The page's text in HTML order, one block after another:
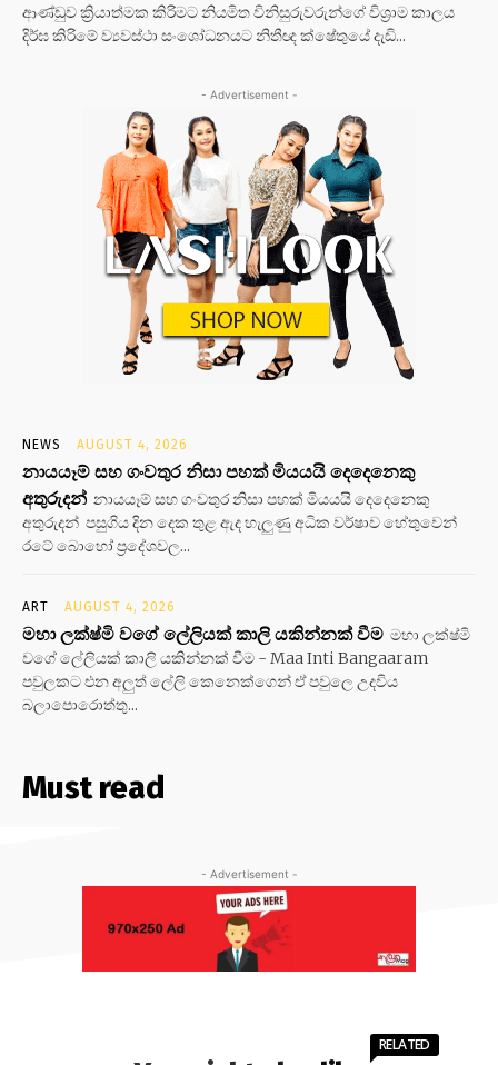
ආණ්ඩුව ක්‍රියාත්මක කිරිමට නියමිත විනිසුරුවරුන්ගේ විශ්‍රාම කාලය
දිර්ඝ කිරිමේ ව්‍යවස්ථා සංශෝධනයට නිතීඥ ක්ෂේතුයේ දැඩි...
- Advertisement -
NEWS AUGUST 4, 2026
නායයෑම් සහ ගංවතුර නිසා පහක් මියයයි දෙදෙනෙකු
අතුරුදන් නායයෑම් සහ ගංවතුර නිසා පහක් මියයයි දෙදෙනෙකු
අතුරුදන් පසුගිය දින දෙක තුළ ඇද හැලුණු අධික වර්ෂාව හේතුවෙන්
රටේ බොහෝ ප්‍රදේශවල...
ART AUGUST 4, 2026
මහා ලක්ෂ්මි වගේ ලේලියක් කාලි යකින්නක් වීම මහා ලක්ෂ්මි
වගේ ලේලියක් කාලි යකින්නක් වීම - Maa Inti Bangaaram
පවුලකට එන අලුත් ලේලි කෙනෙක්ගෙන් ඒ පවුලෙ උදවිය
බලාපොරොත්තු...
Must read
- Advertisement -
RELATED